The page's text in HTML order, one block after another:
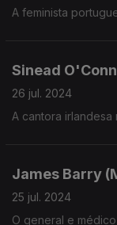
A feminista
Sinead
26 jul. 2024
A cantora irlandesa
James Barry
25 jul. 2024
O general e